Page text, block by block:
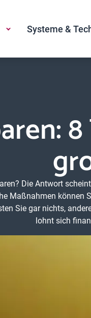
Systeme &
Die Antwort
Maßnahmen können
Sie gar nichts,
lohnt sich